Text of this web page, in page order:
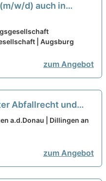
w/d) auch in
| Augsburg
zum Angebot
Abfallrecht und
(m/w/d)
a.d.Donau | Dillingen an
zum Angebot